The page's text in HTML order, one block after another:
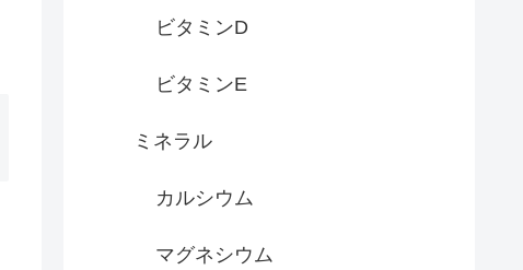
ビタミンD
ビタミンE
ミネラル
カルシウム
マグネシウム